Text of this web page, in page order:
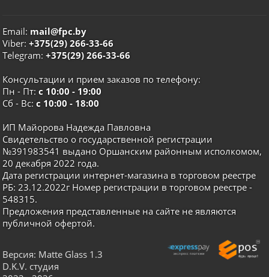
Email: mail@fpc.by
Viber:+375(29) 266-33-66
Telegram:+375(29) 266-33-66
Консультации и прием заказов по телефону:
Пн - Пт:с 10:00 - 19:00
Сб - Вс:с 10:00 - 18:00
ИП Майорова Надежда Павловна
Свидетельство о государственной регистрации
№391983541 выдано Оршанским районным исполкомом,
20 декабря 2022 года.
Дата регистрации интернет-магазина в торговом реестре
РБ: 23.12.2022г Номер регистрации в торговом реестре -
548315.
Предложения представленные на сайте не являются
публичной офертой.
Версия: Matte Glass 1.3
D.K.V. студия